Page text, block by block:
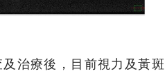
治療後，目前視力及黃斑